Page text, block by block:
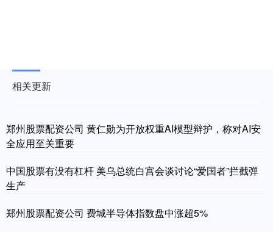
相关更新
郑州股票配资公司 黄仁勋为开放权重AI模型辩护，称对AI安
全应用至关重要
中国股票有没有杠杆 美乌总统白宫会谈讨论“爱国者”拦截弹
生产
郑州股票配资公司 费城半导体指数盘中涨超5%